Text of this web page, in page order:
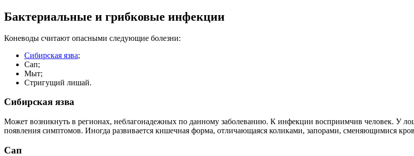
Бактериальные и грибковые инфекции
Коневоды считают опасными следующие болезни:
Сибирская язва;
Сап;
Мыт;
Стригущий лишай.
Сибирская язва
Может возникнуть в регионах, неблагонадежных по данному заболеванию. К инфекции восприимчив человек. У
появления симптомов. Иногда развивается кишечная форма, отличающаяся коликами, запорами, сменяющимися
Сап